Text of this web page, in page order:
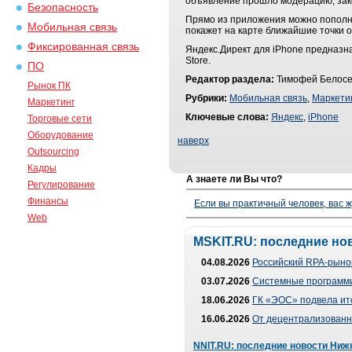
Безопасность
Мобильная связь
Фиксированная связь
ПО
Рынок ПК
Маркетинг
Торговые сети
Оборудование
Outsourcing
Кадры
Регулирование
Финансы
Web
Прямо из приложения можно
покажет на карте ближайшие точки
Яндекс.Директ для iPhone
Store.
Редактор раздела: Тимофей
Рубрики: Мобильная связь,
Ключевые слова: Яндекс, iPhone
наверх
А знаете ли Вы что?
Если вы практичный человек, вас
MSKIT.RU: последние
04.08.2026 Российский RPA-
03.07.2026 Системные
18.06.2026 ГК «ЭОС» подвела
16.06.2026 От
NNIT.RU: последние новости